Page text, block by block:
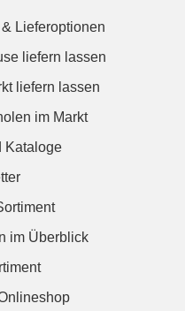
Lieferoptionen
liefern lassen
liefern lassen
im Markt
Kataloge
im Überblick